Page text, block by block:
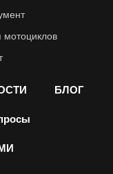
мотоциклов
БЛОГ